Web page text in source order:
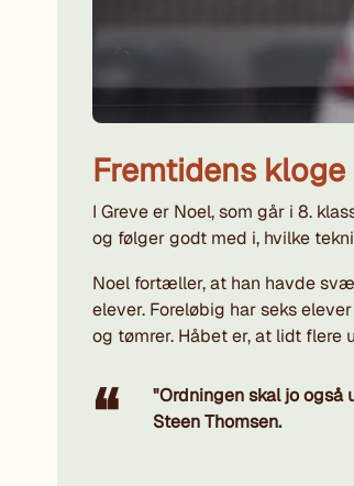
Fremtidens
I Greve er Noel, som går i 8.
og følger godt med i, hvilke
Noel fortæller, at han havde
elever. Foreløbig har seks
og tømrer. Håbet er, at lidt
"Ordningen skal jo
Steen Thomsen.